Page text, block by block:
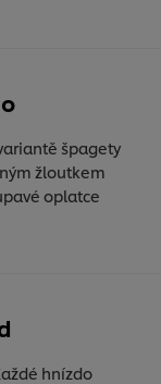
špagety
žloutkem
oplatce
hnízdo
techniky),
s naším
využívat